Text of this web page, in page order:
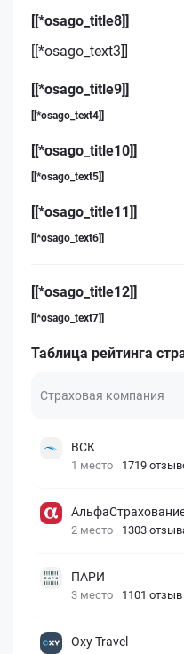
[[*osago_title8]]
[[*osago_text3]]
[[*osago_title9]]
[[*osago_text4]]
[[*osago_title10]]
[[*osago_text5]]
[[*osago_title11]]
[[*osago_text6]]
[[*osago_title12]]
[[*osago_text7]]
Таблица рейтинга
Страховая компания
ВСК
1 место 1719
2 место 1303
ПАРИ
3 место 1101 отзыв
Oxy Travel